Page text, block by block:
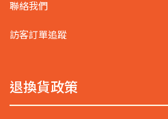
聯絡我們
訪客訂單追蹤
退換貨政策